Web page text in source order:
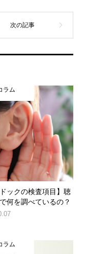
ラム
ドックの検査項目】聴
何を調べているの？
ラム